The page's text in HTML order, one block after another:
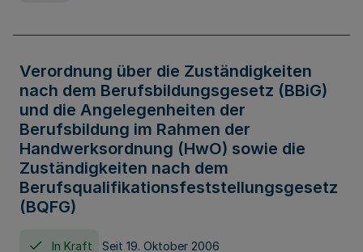
Verordnung über die Zuständigkeiten
nach dem Berufsbildungsgesetz (BBiG)
und die Angelegenheiten der
Berufsbildung im Rahmen der
Handwerksordnung (HwO) sowie die
Zuständigkeiten nach dem
Berufsqualifikationsfeststellungsgesetz
(BQFG)
In Kraft Seit 19. Oktober 2006